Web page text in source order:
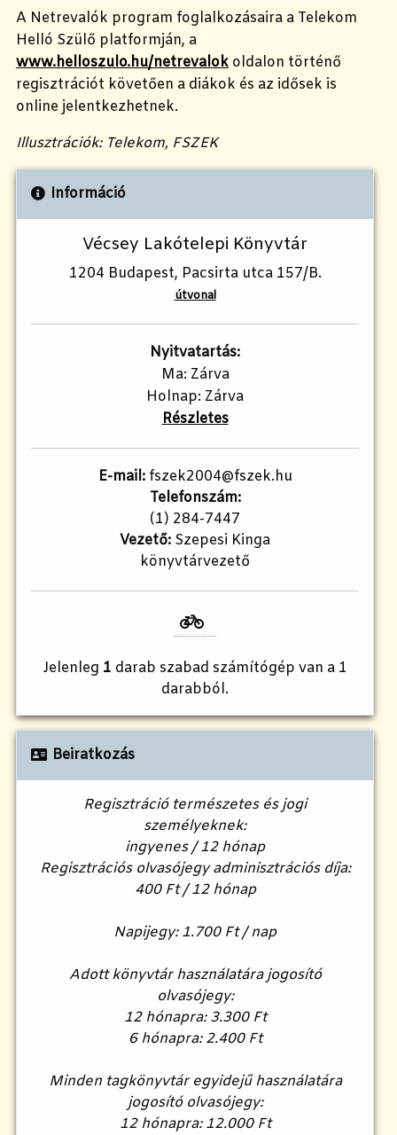
A Netrevalók program foglalkozásaira a Telekom
Helló Szülő platformján, a
www.helloszulo.hu/netrevalok oldalon történő
regisztrációt követően a diákok és az idősek is
online jelentkezhetnek.
Illusztrációk: Telekom, FSZEK
Információ
Vécsey Lakótelepi Könyvtár
1204 Budapest, Pacsirta utca 157/B.
útvonal
Nyitvatartás:
Ma: Zárva
Holnap: Zárva
Részletes
E-mail:fszek2004@fszek.hu​
Telefonszám:
(1) 284-7447
Vezető: Szepesi Kinga
könyvtárvezető
Jelenleg 1 darab szabad számítógép van a 1
darabból.
Beiratkozás
Regisztráció természetes és jogi
személyeknek:
ingyenes / 12 hónap
Regisztrációs olvasójegy adminisztrációs díja:
400 Ft / 12 hónap
Napijegy: 1.700 Ft / nap
Adott könyvtár használatára jogosító
olvasójegy:
12 hónapra: 3.300 Ft
6 hónapra: 2.400 Ft
Minden tagkönyvtár egyidejű használatára
jogosító olvasójegy:
12 hónapra: 12.000 Ft